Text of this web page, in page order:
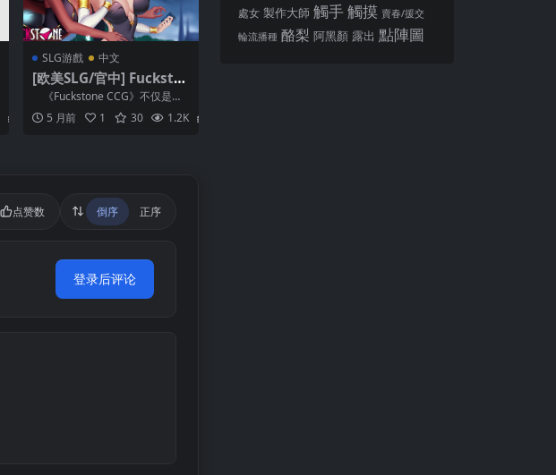
SLG游戲 中文
[欧美SLG/官中] Fucksto
ne [v1.1]
《Fuckstone CCG》不仅是一
款以性感动漫女...
5 月前 1 30 1.2K
点赞数 倒序 正序
登录后评论
處女 製作大師 觸手 觸摸 賣春/援交
輪流播種 酪梨 阿黑顏 露出 點陣圖